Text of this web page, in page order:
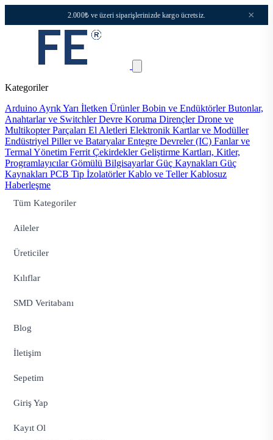
2.000₺ ve üzeri siparişlerinizde kargo ücretsiz. ×
Kategoriler
Arduino Ayrık Yarı İletken ÜrünlerBobin ve EndüktörlerButonlar,
Anahtarlar ve SwitchlerDevre Koruma DirençlerDrone ve
Multikopter Parçaları El Aletleri Elektronik Kartlar ve Modüller
Endüstriyel Piller ve BataryalarEntegre Devreler (IC) Fanlar ve
Termal Yönetim Ferrit ÇekirdeklerGeliştirme Kartları, Kitler,
ProgramlayıcılarGömülü BilgisayarlarGüç Kaynakları Güç
Kaynakları PCB Tip İzolatörlerKablo ve TellerKablosuz
Haberleşme
Tüm Kategoriler
Aileler
Üreticiler
Kılıflar
SMD Veritabanı
Blog
İletişim
Sepetim
Giriş Yap
Kayıt Ol